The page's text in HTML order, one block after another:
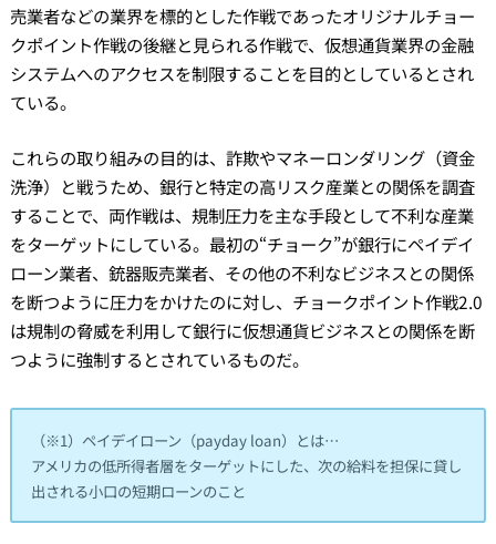
売業者などの業界を標的とした作戦であったオリジナルチョー
クポイント作戦の後継と見られる作戦で、仮想通貨業界の金融
システムへのアクセスを制限することを目的としているとされ
ている。
これらの取り組みの目的は、詐欺やマネーロンダリング（資金
洗浄）と戦うため、銀行と特定の高リスク産業との関係を調査
することで、両作戦は、規制圧力を主な手段として不利な産業
をターゲットにしている。最初の“チョーク”が銀行にペイデイ
ローン業者、銃器販売業者、その他の不利なビジネスとの関係
を断つように圧力をかけたのに対し、チョークポイント作戦2.0
は規制の脅威を利用して銀行に仮想通貨ビジネスとの関係を断
つように強制するとされているものだ。
（※1）ペイデイローン（payday loan）とは…
アメリカの低所得者層をターゲットにした、次の給料を担保に貸し
出される小口の短期ローンのこと